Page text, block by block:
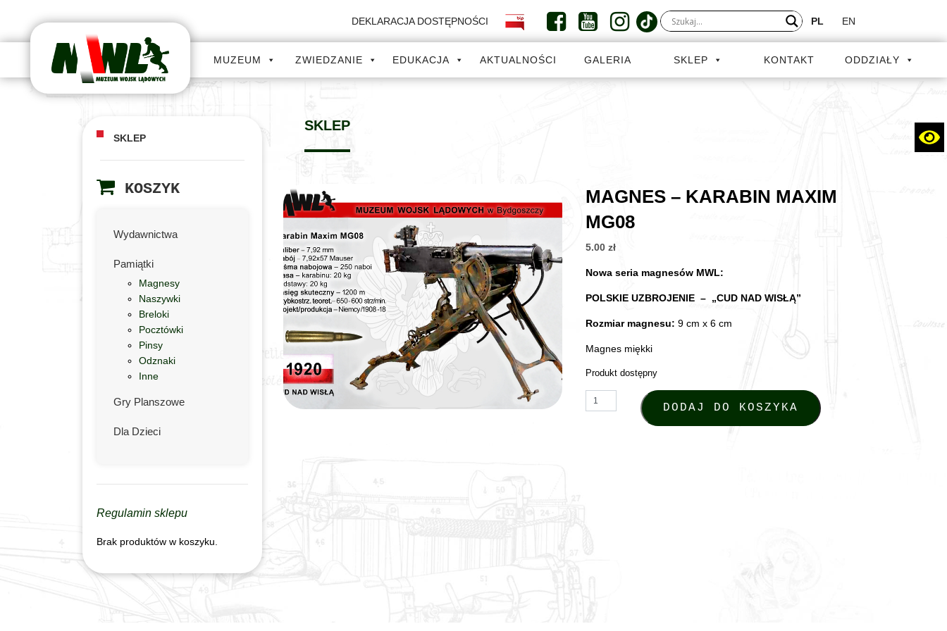
DEKLARACJA DOSTĘPNOŚCI PL EN
MUZEUM ZWIEDZANIE AKTUALNOŚCI
EDUKACJA GALERIA SKLEP KONTAKT ODDZIAŁY
SKLEP
MAGNES – KARABIN MAXIM
MG08
5.00 zł
Nowa seria magnesów MWL:
POLSKIE UZBROJENIE – „CUD NAD WISŁĄ”
Rozmiar magnesu: 9 cm x 6 cm
Magnes miękki
Produkt dostępny
ilość MAGNES - Karabin Maxim MG08
DODAJ DO KOSZYKA
SKLEP
KOSZYK
Wydawnictwa
Pamiątki
Magnesy
Naszywki
Breloki
Pocztówki
Pinsy
Odznaki
Inne
Gry Planszowe
Dla Dzieci
Regulamin sklepu
Brak produktów w koszyku.